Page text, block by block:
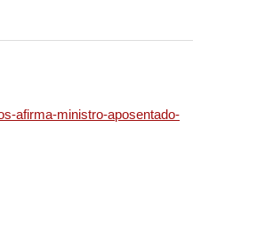
afirma-ministro-aposentado-